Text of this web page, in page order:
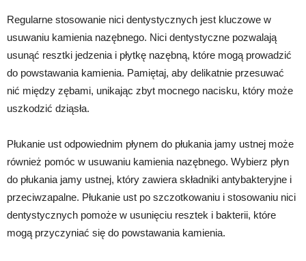
Regularne stosowanie nici dentystycznych jest kluczowe w
usuwaniu kamienia nazębnego. Nici dentystyczne pozwalają
usunąć resztki jedzenia i płytkę nazębną, które mogą prowadzić
do powstawania kamienia. Pamiętaj, aby delikatnie przesuwać
nić między zębami, unikając zbyt mocnego nacisku, który może
uszkodzić dziąsła.
Płukanie ust odpowiednim płynem do płukania jamy ustnej może
również pomóc w usuwaniu kamienia nazębnego. Wybierz płyn
do płukania jamy ustnej, który zawiera składniki antybakteryjne i
przeciwzapalne. Płukanie ust po szczotkowaniu i stosowaniu nici
dentystycznych pomoże w usunięciu resztek i bakterii, które
mogą przyczyniać się do powstawania kamienia.